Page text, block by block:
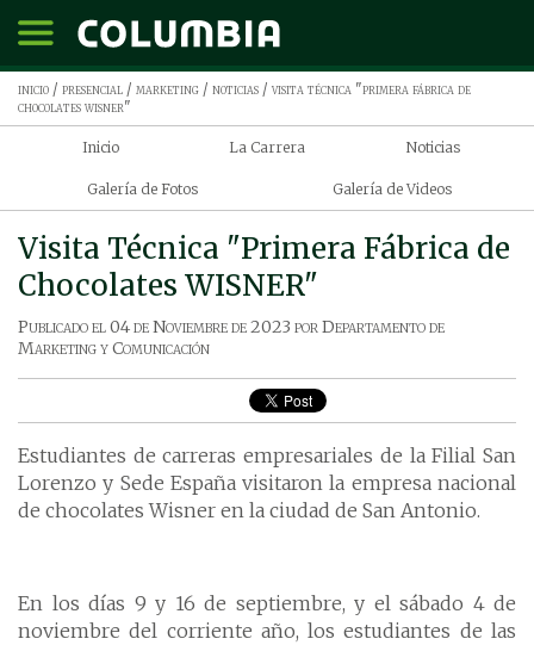
inicio / presencial / marketing / noticias / visita técnica "primera fábrica de
chocolates wisner"
Inicio La Carrera Noticias
Galería de Fotos Galería de Videos
Visita Técnica "Primera Fábrica de
Chocolates WISNER"
Publicado el04 de Noviembre de 2023 porDepartamento de
Marketing y Comunicación
Estudiantes de carreras empresariales de la Filial San
Lorenzo y Sede España visitaron la empresa nacional
de chocolates Wisner en la ciudad de San Antonio.
En los días 9 y 16 de septiembre, y el sábado 4 de
noviembre del corriente año, los estudiantes de las